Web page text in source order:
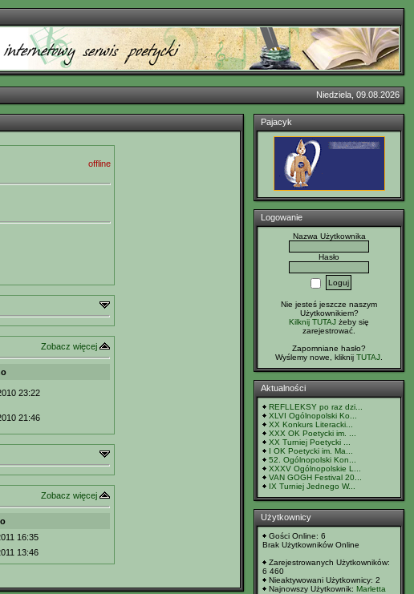
Niedziela, 09.08.2026
offline
Zobacz więcej
23:22
21:46
Zobacz więcej
16:35
13:46
Pajacyk
Logowanie
Nazwa Użytkownika
Hasło
Nie jesteś jeszcze naszym
Użytkownikiem?
Kilknij TUTAJ żeby się
zarejestrować.
Zapomniane hasło?
Wyślemy nowe, kliknij TUTAJ
Aktualności
REFLLEKSY po raz dzi...
XLVI Ogólnopolski Ko...
XX Konkurs Literacki...
XXX OK Poetycki im. ...
XX Turniej Poetycki ...
I OK Poetycki im. Ma...
52. Ogólnopolski Kon...
XXXV Ogólnopolskie L...
VAN GOGH Festival 20...
IX Turniej Jednego W...
Użytkownicy
Gości Online: 6
Brak Użytkowników Online
Zarejestrowanych Użytkowników:
6 460
Nieaktywowani Użytkownicy: 2
Najnowszy Użytkownik: Marletta